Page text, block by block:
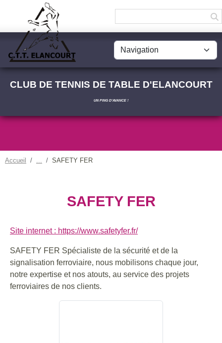
CLUB DE TENNIS DE TABLE D'ELANCOURT
UN PING D'AVANCE !
Accueil SAFETY FER
SAFETY FER
Site internet : https://www.safetyfer.fr/
SAFETY FER Spécialiste de la sécurité et de la
signalisation ferroviaire, nous mobilisons chaque jour,
notre expertise et nos atouts, au service des projets
ferroviaires de nos clients.
Panneau de gestion des cookies